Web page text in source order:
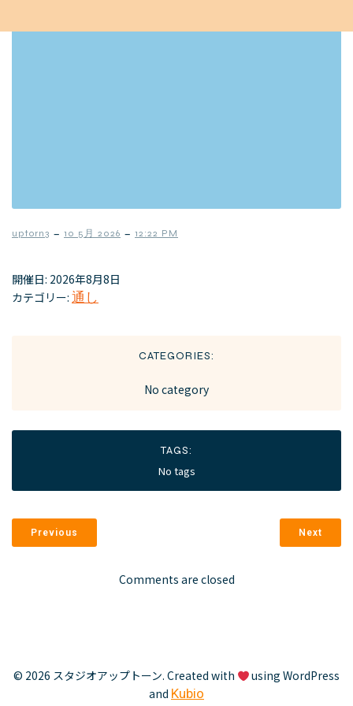
uptorn3 – 10 5月 2026 – 12:22 PM
開催日: 2026年8月8日
カテゴリー: 通し
CATEGORIES:
No category
TAGS:
No tags
Previous Next
Comments are closed
© 2026 スタジオアップトーン. Created with
using WordPress
and Kubio